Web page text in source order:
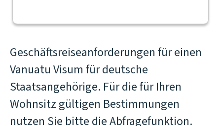
Geschäftsreiseanforderungen für einen
Vanuatu Visum für deutsche
Staatsangehörige. Für die für Ihren
Wohnsitz gültigen Bestimmungen
nutzen Sie bitte die Abfragefunktion.